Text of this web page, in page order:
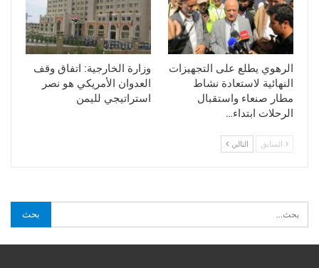
الرهوي يطلع على التجهيزات
النهائية لاستعادة نشاط
مطار صنعاء واستقبال
الرحلات ابتداء…
وزارة الخارجية: اتفاق وقف
العدوان الأمريكي هو نصر
استراتيجي لليمن
السابق التالي